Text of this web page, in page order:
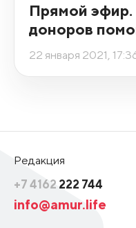
Прямой эфир.
доноров
22 января 2021,
Редакция
+7 4162 222 744
info@amur.life